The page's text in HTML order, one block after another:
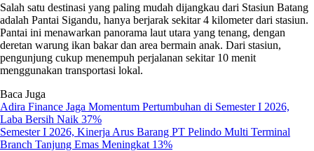
Salah satu destinasi yang paling mudah dijangkau dari Stasiun Batang
adalah Pantai Sigandu, hanya berjarak sekitar 4 kilometer dari stasiun.
Pantai ini menawarkan panorama laut utara yang tenang, dengan
deretan warung ikan bakar dan area bermain anak. Dari stasiun,
pengunjung cukup menempuh perjalanan sekitar 10 menit
menggunakan transportasi lokal.
Baca Juga
Adira Finance Jaga Momentum Pertumbuhan di Semester I 2026,
Laba Bersih Naik 37%
Semester I 2026, Kinerja Arus Barang PT Pelindo Multi Terminal
Branch Tanjung Emas Meningkat 13%